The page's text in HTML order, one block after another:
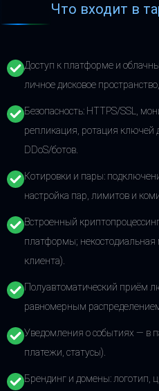
Что входит в
Доступ к платформе и
личное дисковое
Безопасность: HTTPS/SSL,
репликация, ротация ключей
DDoS/ботов.
Котировки и пары:
настройка пар, лимитов и
Встроенный
платформы; некостодиальная
клиента).
Полуавтоматический приём
равномерным
Уведомления о событиях — в
платежи, статусы).
Брендинг и домены: логотип,